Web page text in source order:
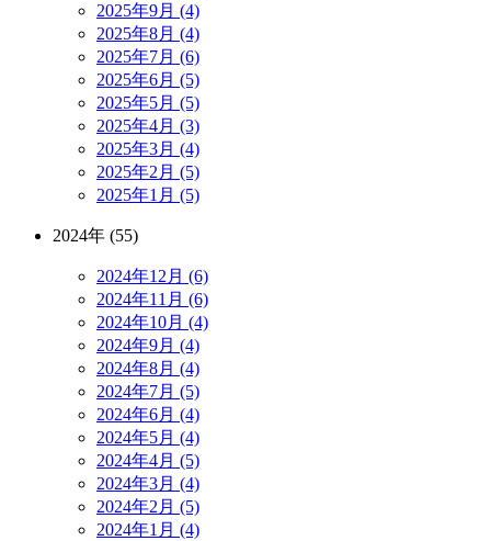
2025年9月 (4)
2025年8月 (4)
2025年7月 (6)
2025年6月 (5)
2025年5月 (5)
2025年4月 (3)
2025年3月 (4)
2025年2月 (5)
2025年1月 (5)
2024年 (55)
2024年12月 (6)
2024年11月 (6)
2024年10月 (4)
2024年9月 (4)
2024年8月 (4)
2024年7月 (5)
2024年6月 (4)
2024年5月 (4)
2024年4月 (5)
2024年3月 (4)
2024年2月 (5)
2024年1月 (4)